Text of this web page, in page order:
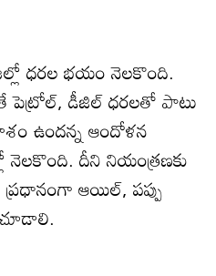
ధరల భయం నెలకొంది.
పెట్రోల్‌, డీజిల్‌ ధరలతో పాటు
ఉందన్న ఆందోళన
దీని నియంత్రణకు
ప్రధానంగా ఆయిల్‌, పప్పు